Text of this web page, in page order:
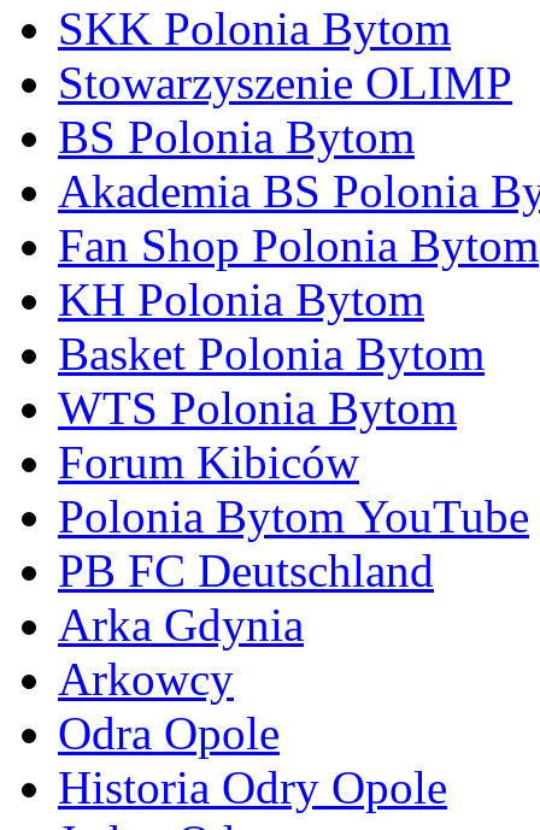
SKK Polonia Bytom
Stowarzyszenie OLIMP
BS Polonia Bytom
Akademia BS Polonia
Fan Shop Polonia Bytom
KH Polonia Bytom
Basket Polonia Bytom
WTS Polonia Bytom
Forum Kibiców
Polonia Bytom YouTube
PB FC Deutschland
Arka Gdynia
Arkowcy
Odra Opole
Historia Odry Opole